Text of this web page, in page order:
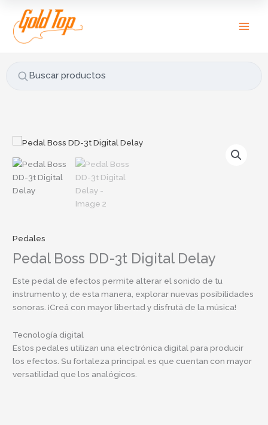
contenido
Buscar productos
u
s
r
Pedales
Pedal Boss DD-3t Digital Delay
Este pedal de efectos permite alterar el sonido de tu
instrumento y, de esta manera, explorar nuevas posibilidades
sonoras. ¡Creá con mayor libertad y disfrutá de la música!
Tecnología digital
Estos pedales utilizan una electrónica digital para producir
los efectos. Su fortaleza principal es que cuentan con mayor
versatilidad que los analógicos.